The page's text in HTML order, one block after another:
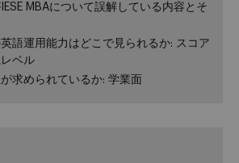
MBAについて誤解している内容とそ
語運用能力はどこで見られるか: スコア
ベル
求められているか: 学業面